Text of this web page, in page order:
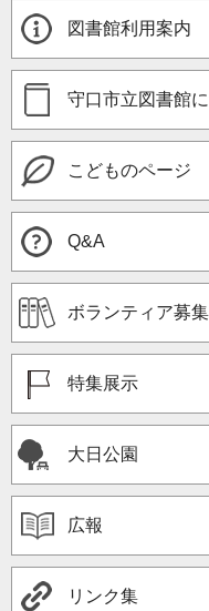
図書館利用案内
守口市立図書館
こどものページ
Q&A
ボランティア募集
特集展示
大日公園
広報
リンク集